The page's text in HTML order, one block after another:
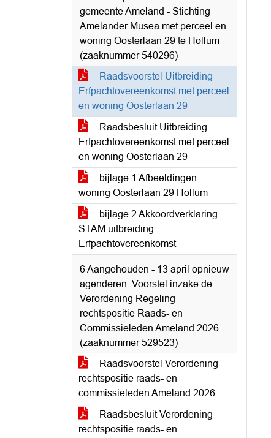
gemeente Ameland - Stichting
Amelander Musea met perceel en
woning Oosterlaan 29 te Hollum
(zaaknummer 540296)
Raadsvoorstel Uitbreiding
Erfpachtovereenkomst met perceel
en woning Oosterlaan 29
Raadsbesluit Uitbreiding
Erfpachtovereenkomst met perceel
en woning Oosterlaan 29
bijlage 1 Afbeeldingen
woning Oosterlaan 29 Hollum
bijlage 2 Akkoordverklaring
STAM uitbreiding
Erfpachtovereenkomst
6 Aangehouden - 13 april opnieuw
agenderen. Voorstel inzake de
Verordening Regeling
rechtspositie Raads- en
Commissieleden Ameland 2026
(zaaknummer 529523)
Raadsvoorstel Verordening
rechtspositie raads- en
commissieleden Ameland 2026
Raadsbesluit Verordening
rechtspositie raads- en